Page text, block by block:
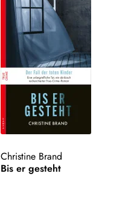
Christine Brand
Bis er gesteht